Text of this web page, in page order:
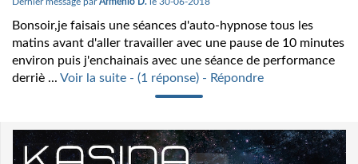
Bonsoir,je faisais une séances d'auto-hypnose tous les
matins avant d'aller travailler avec une pause de 10 minutes
environ puis j'enchainais avec une séance de performance
derriè ... Voir la suite - (1 réponse) - Répondre